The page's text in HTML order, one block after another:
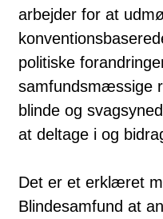
arbejder for at
politiske
samfundsmæssige
blinde og
at deltage i og
Det er et erklæret
Blindesamfund at